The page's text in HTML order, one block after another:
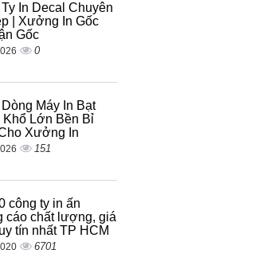
In Decal Chuyên
| Xưởng In Gốc
Gốc
0
Máy In Bạt
Khổ Lớn Bền Bỉ
Xưởng In
151
công ty in ấn
cáo chất lượng, giá
tín nhất TP HCM
6701